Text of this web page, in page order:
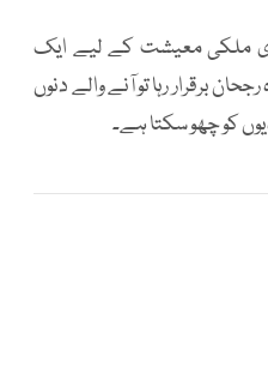
ملکی معیشت کے لیے ایک
برقرار رہا تو آنے والے دنوں